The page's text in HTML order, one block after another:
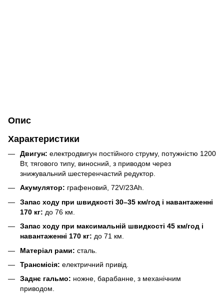
Опис
Характеристики
Двигун: електродвигун постійного струму, потужністю 1200
Вт, тягового типу, виносний, з приводом через
знижувальний шестеренчастий редуктор.
Акумулятор: графеновий, 72V/23Ah.
Запас ходу при швидкості 30–35 км/год і навантаженні
170 кг: до 76 км.
Запас ходу при максимальній швидкості 45 км/год і
навантаженні 170 кг: до 71 км.
Матеріал рами: сталь.
Трансмісія: електричний привід.
Заднє гальмо: ножне, барабанне, з механічним
приводом.